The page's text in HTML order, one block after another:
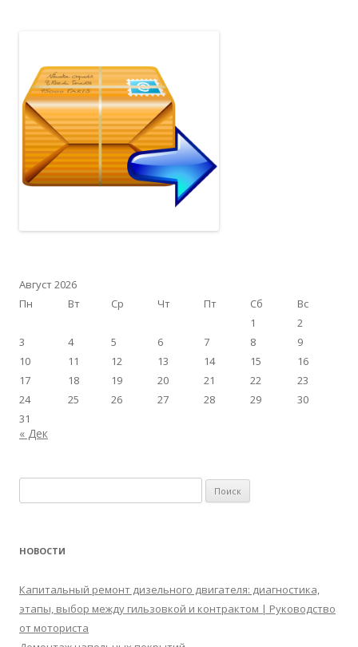
Август 2026
Пн
Вт Ср Чт Пт Сб
Вс
1
2
3
4 5 6 7 8
9
10
11 12 13 14 15
16
17
18 19 20 21 22
23
24
25 26 27 28 29
30
31
« Дек
НОВОСТИ
Капитальный ремонт дизельного двигателя: диагностика,
этапы, выбор между гильзовкой и контрактом | Руководство
от моториста